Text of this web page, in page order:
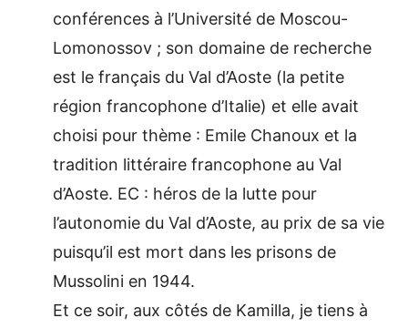
conférences à l’Université de Moscou-
Lomonossov ; son domaine de recherche
est le français du Val d’Aoste (la petite
région francophone d’Italie) et elle avait
choisi pour thème : Emile Chanoux et la
tradition littéraire francophone au Val
d’Aoste. EC : héros de la lutte pour
l’autonomie du Val d’Aoste, au prix de sa vie
puisqu’il est mort dans les prisons de
Mussolini en 1944.
Et ce soir, aux côtés de Kamilla, je tiens à